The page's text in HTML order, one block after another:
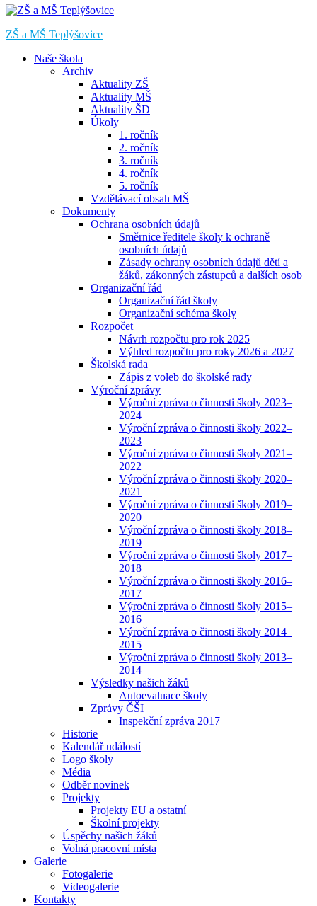
ZŠ a MŠ Teplýšovice
Naše škola
Archiv
Aktuality ZŠ
Aktuality MŠ
Aktuality ŠD
Úkoly
1. ročník
2. ročník
3. ročník
4. ročník
5. ročník
Vzdělávací obsah MŠ
Dokumenty
Ochrana osobních údajů
Směrnice ředitele školy k ochraně
osobních údajů
Zásady ochrany osobních údajů dětí a
žáků, zákonných zástupců a dalších osob
Organizační řád
Organizační řád školy
Organizační schéma školy
Rozpočet
Návrh rozpočtu pro rok 2025
Výhled rozpočtu pro roky 2026 a 2027
Školská rada
Zápis z voleb do školské rady
Výroční zprávy
Výroční zpráva o činnosti školy 2023–
2024
Výroční zpráva o činnosti školy 2022–
2023
Výroční zpráva o činnosti školy 2021–
2022
Výroční zpráva o činnosti školy 2020–
2021
Výroční zpráva o činnosti školy 2019–
2020
Výroční zpráva o činnosti školy 2018–
2019
Výroční zpráva o činnosti školy 2017–
2018
Výroční zpráva o činnosti školy 2016–
2017
Výroční zpráva o činnosti školy 2015–
2016
Výroční zpráva o činnosti školy 2014–
2015
Výroční zpráva o činnosti školy 2013–
2014
Výsledky našich žáků
Autoevaluace školy
Zprávy ČŠI
Inspekční zpráva 2017
Historie
Kalendář událostí
Logo školy
Média
Odběr novinek
Projekty
Projekty EU a ostatní
Školní projekty
Úspěchy našich žáků
Volná pracovní místa
Galerie
Fotogalerie
Videogalerie
Kontakty